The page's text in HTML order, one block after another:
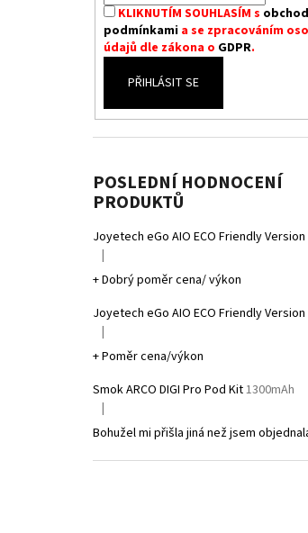
KLIKNUTÍM SOUHLASÍM s
podmínkamia se zpracováním
údajů dle zákona o GDPR.
PŘIHLÁSIT SE
POSLEDNÍ HODNOCENÍ
PRODUKTŮ
Hodnocení produktu je 5 z 5 hvězdiček.
|
+ Dobrý poměr cena/ výkon
Hodnocení produktu je 5 z 5 hvězdiček.
|
+ Poměr cena/výkon
Smok ARCO DIGI Pro Pod Kit1300mAh
Hodnocení produktu je 1 z 5 hvězdiček.
|
Bohužel mi přišla jiná než jsem